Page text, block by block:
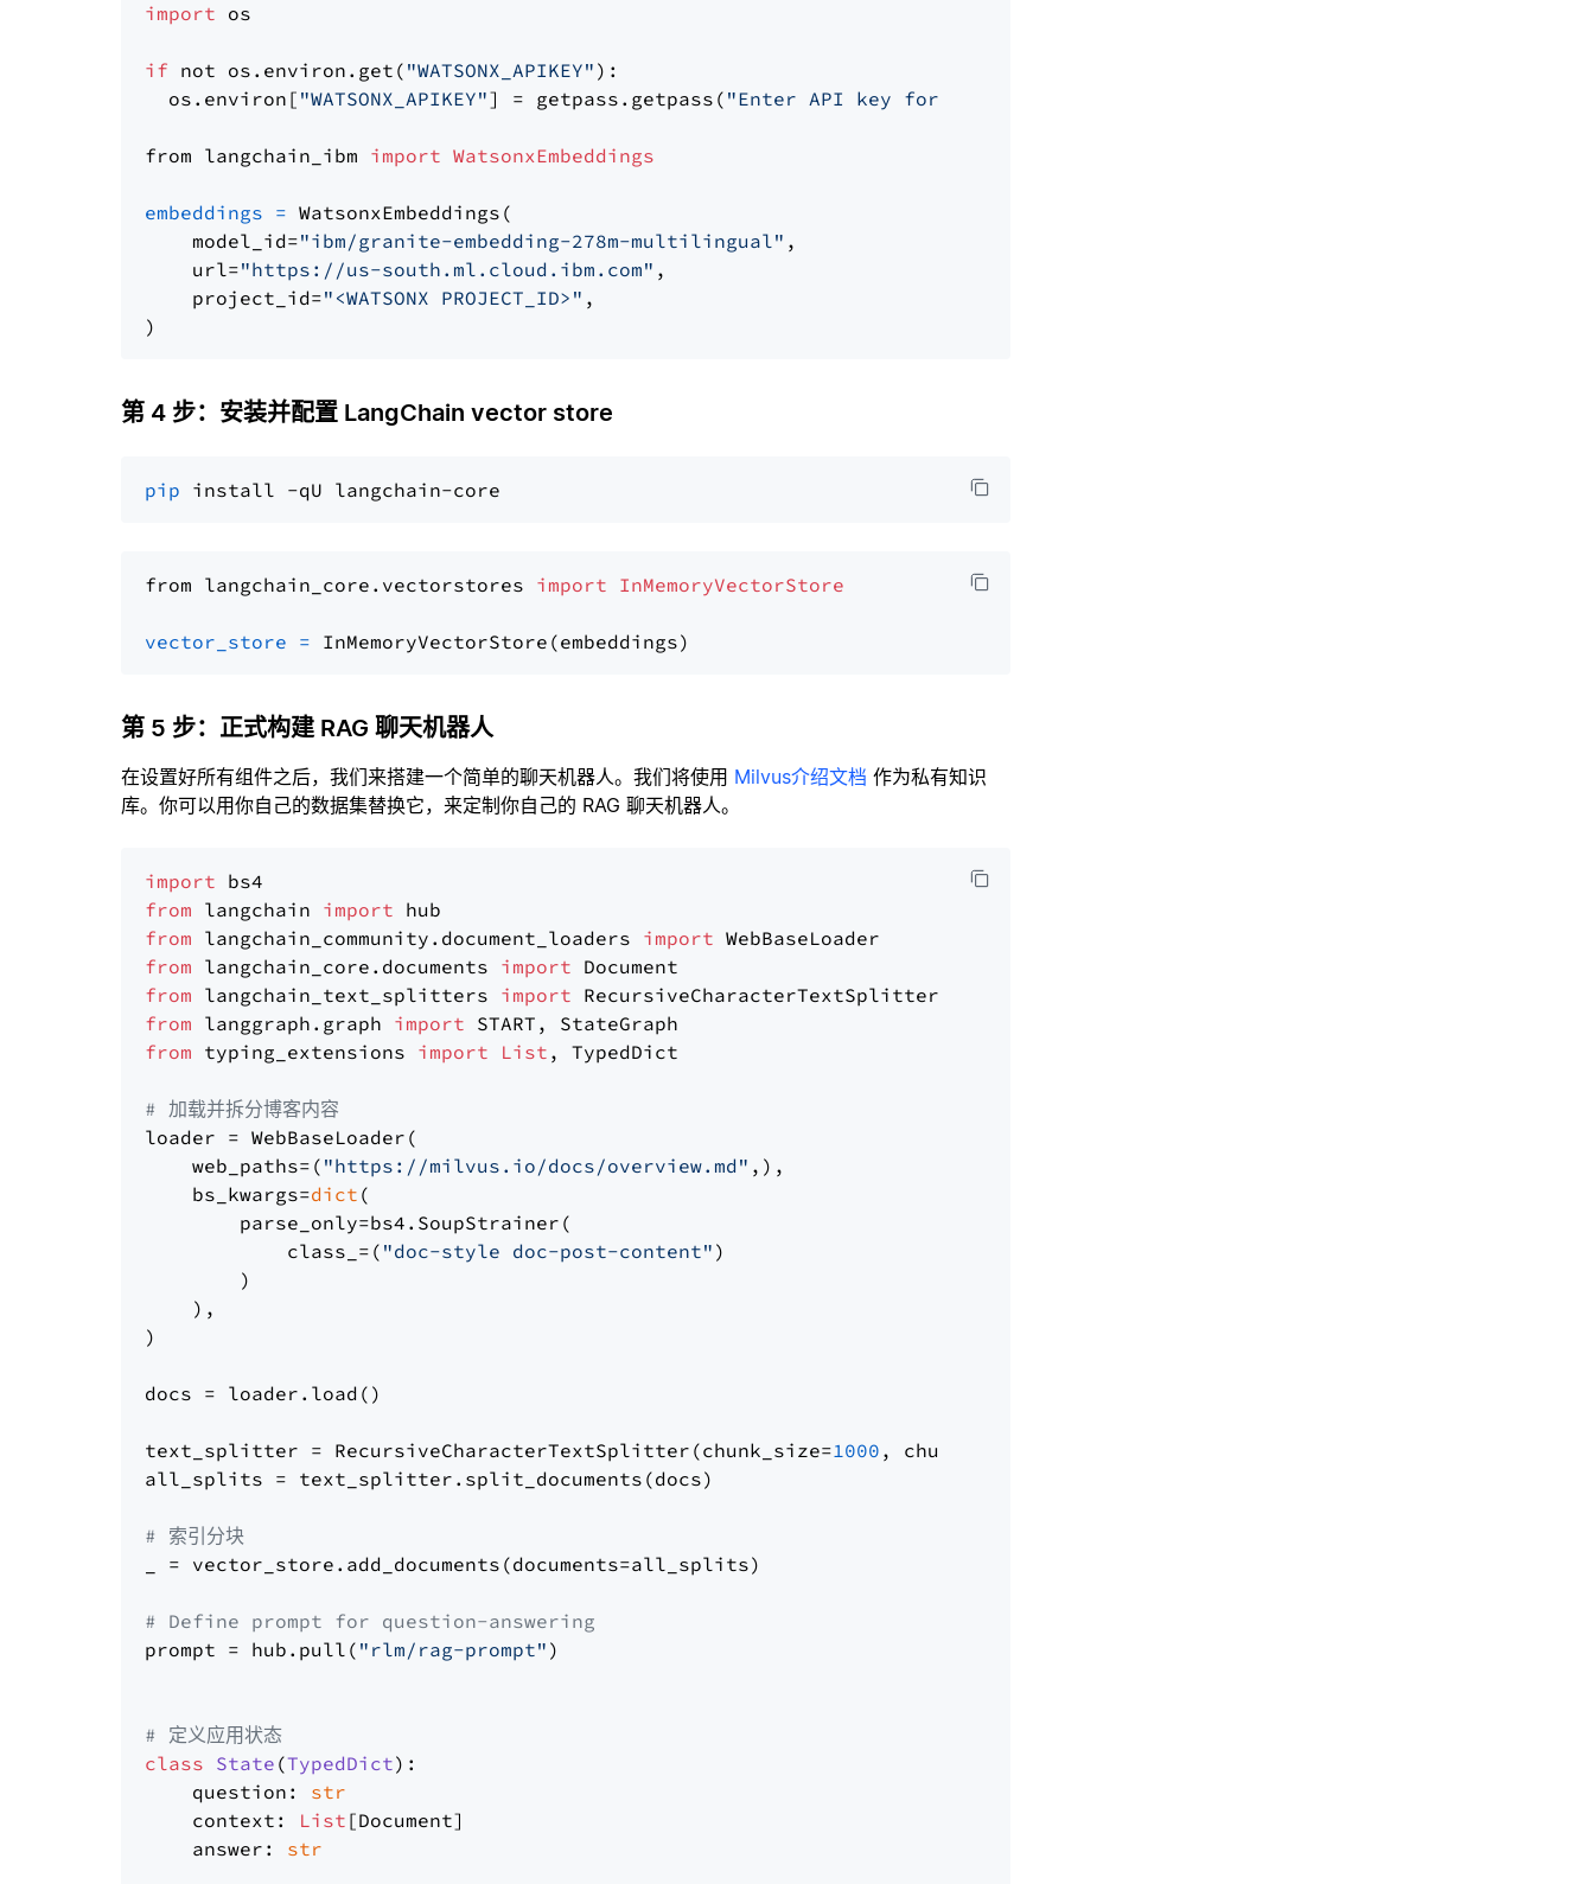
import os
if not os.environ.get( "WATSONX_APIKEY" ):
  os.environ[
"WATSONX_APIKEY"] = getpass.getpass( "Enter API key for IBM watsonx: "
from langchain_ibm import WatsonxEmbeddings
embeddings = WatsonxEmbeddings(
    model_id=
"ibm/granite-embedding-278m-multilingual" ,
    url=
"https://us-south.ml.cloud.ibm.com" ,
    project_id=
"<WATSONX PROJECT_ID>" ,
第 4 步：安装并配置 LangChain vector store
pip
from langchain_core.vectorstores import InMemoryVectorStore
vector_store =
第 5 步：正式构建 RAG 聊天机器人
在设置好所有组件之后，我们来搭建一个简单的聊天机器人。我们将使用 Milvus介绍文档 作为私有知识
库。你可以用你自己的数据集替换它，来定制你自己的 RAG 聊天机器人。
import
from langchain import
from langchain_community.document_loaders import
from langchain_core.documents import
from langchain_text_splitters import
from langgraph.graph import
from typing_extensions import List , TypedDict
# 加载并拆分博客内容
loader = WebBaseLoader(
    web_paths=(
"https://milvus.io/docs/overview.md" ,),
    bs_kwargs=
dict (
        parse_only=bs4.SoupStrainer(
            class_=(
"doc-style doc-post-content" )
        )
    ),
)
docs = loader.load()
text_splitter = RecursiveCharacterTextSplitter(chunk_size=1000 , chunk_overlap=
all_splits = text_splitter.split_documents(docs)
# 索引分块
_ = vector_store.add_documents(documents=all_splits)
# Define prompt for question-answering
prompt = hub.pull( "rlm/rag-prompt" )
# 定义应用状态
class State (TypedDict):
    question:
str
    context:
List [Document]
    answer:
str